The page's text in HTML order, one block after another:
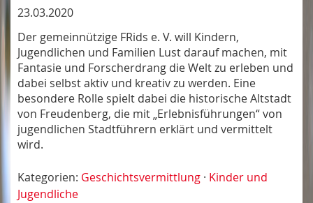
23.03.2020
Der gemeinnützige FRids e. V. will Kindern,
Jugendlichen und Familien Lust darauf machen, mit
Fantasie und Forscherdrang die Welt zu erleben und
dabei selbst aktiv und kreativ zu werden. Eine
besondere Rolle spielt dabei die historische Altstadt
von Freudenberg, die mit „Erlebnisführungen“ von
jugendlichen Stadtführern erklärt und vermittelt
wird.
Kategorien: Geschichtsvermittlung · Kinder und
Jugendliche